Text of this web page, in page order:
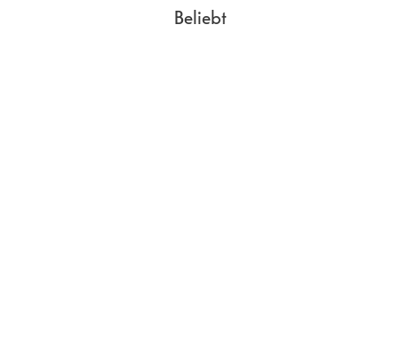
Beliebt